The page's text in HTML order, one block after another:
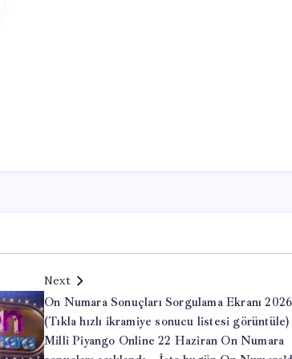
Next
On Numara Sonuçları Sorgulama Ekranı 2026
(Tıkla hızlı ikramiye sonucu listesi
Milli Piyango Online 22 Haziran On Numara